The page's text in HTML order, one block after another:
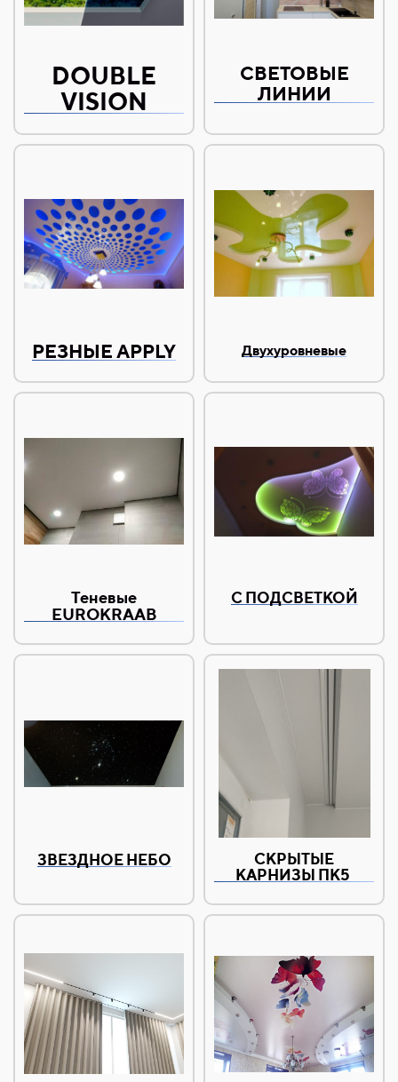
DOUBLE
VISION
СВЕТОВЫЕ
ЛИНИИ
РЕЗНЫЕ APPLY Двухуровневые
Теневые
EUROKRAAB
С ПОДСВЕТКОЙ
ЗВЕЗДНОЕ НЕБО
СКРЫТЫЕ
КАРНИЗЫ ПК5